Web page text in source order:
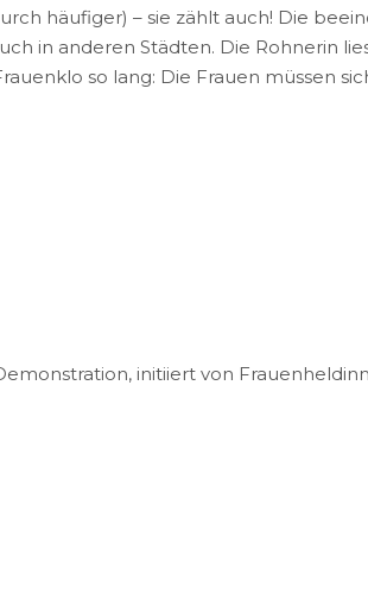
häufiger) – sie zählt auch! Die
in anderen Städten. Die Rohnerin
so lang: Die Frauen müssen
initiiert von